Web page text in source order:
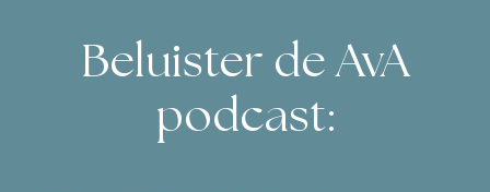
Beluister de AvA
podcast: